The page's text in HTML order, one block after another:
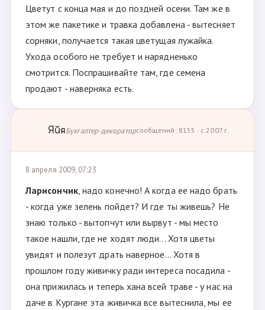
Цветут с конца мая и до поздней осени. Там же в
этом же пакетике и травка добавлена - вытесняет
сорняки, получается такая цветущая лужайка.
Ухода особого не требует и нарядненько
смотрится. Поспрашивайте там, где семена
продают - наверняка есть.
ЯйяБухгалтер-декораторсообщений: 8155 · с 2007 г.
8 апреля 2009, 07:23
Ларисончик, надо конечно! А когда ее надо брать
- когда уже зелень пойдет? И где ты живешь? Не
знаю только - вытопчут или вырвут - мы место
такое нашли, где не ходят люди... Хотя цветы
увидят и полезут драть наверное... Хотя в
прошлом году живичку ради интереса посадила -
она прижилась и теперь хана всей траве - у нас на
даче в Кургане эта живичка все вытеснила, мы ее